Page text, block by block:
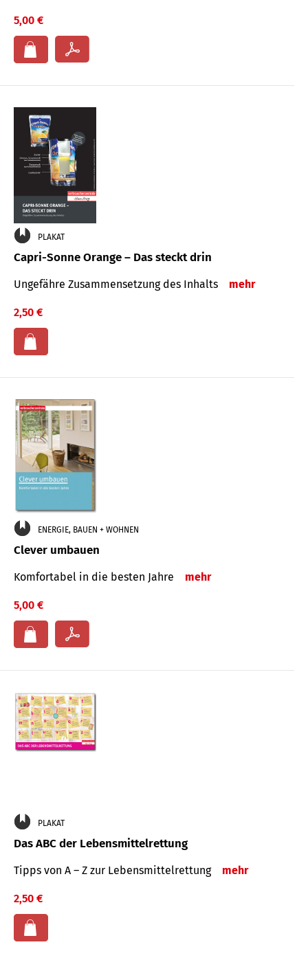
5,00 €
PLAKAT
Capri-Sonne Orange – Das steckt drin
Ungefähre Zu­sammen­setzung des Inhalts mehr
2,50 €
ENERGIE, BAUEN + WOHNEN
Clever umbauen
Komfortabel in die besten Jahre mehr
5,00 €
PLAKAT
Das ABC der Lebensmittelrettung
Tipps von A – Z zur Lebensmittelrettung mehr
2,50 €